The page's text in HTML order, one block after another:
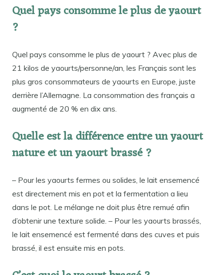
Quel pays consomme le plus de yaourt
?
Quel pays consomme le plus de yaourt ? Avec plus de
21 kilos de yaourts/personne/an, les Français sont les
plus gros consommateurs de yaourts en Europe, juste
derrière l’Allemagne. La consommation des français a
augmenté de 20 % en dix ans.
Quelle est la différence entre un yaourt
nature et un yaourt brassé ?
– Pour les yaourts fermes ou solides, le lait ensemencé
est directement mis en pot et la fermentation a lieu
dans le pot. Le mélange ne doit plus être remué afin
d’obtenir une texture solide. – Pour les yaourts brassés,
le lait ensemencé est fermenté dans des cuves et puis
brassé, il est ensuite mis en pots.